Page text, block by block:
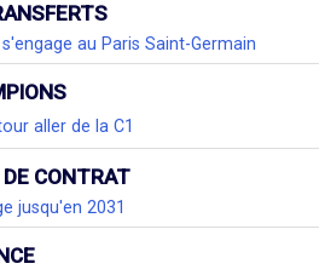
au Paris Saint-Germain
aller de la C1
CONTRAT
jusqu'en 2031